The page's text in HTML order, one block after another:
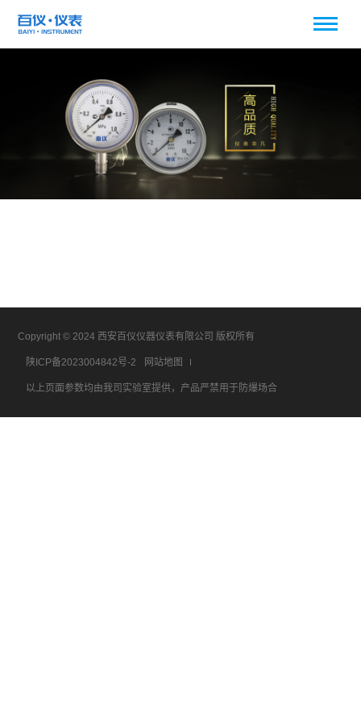
Copyright © 2024 西安百仪仪器仪表有限公司 版权所有
陕ICP备2023004842号-2 网站地图
以上页面参数均由我司实验室提供，产品严禁用于防爆场合